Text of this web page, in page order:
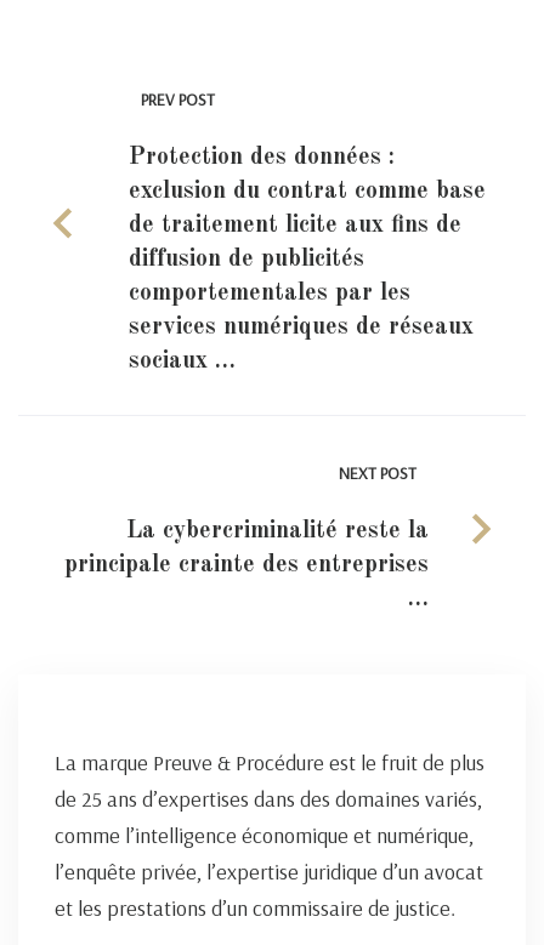
PREV POST
Protection des données :
exclusion du contrat comme base
de traitement licite aux fins de
diffusion de publicités
comportementales par les
services numériques de réseaux
sociaux …
NEXT POST
La cybercriminalité reste la
principale crainte des entreprises
…
La marque Preuve & Procédure est le fruit de plus
de 25 ans d’expertises dans des domaines variés,
comme l’intelligence économique et numérique,
l’enquête privée, l’expertise juridique d’un avocat
et les prestations d’un commissaire de justice.